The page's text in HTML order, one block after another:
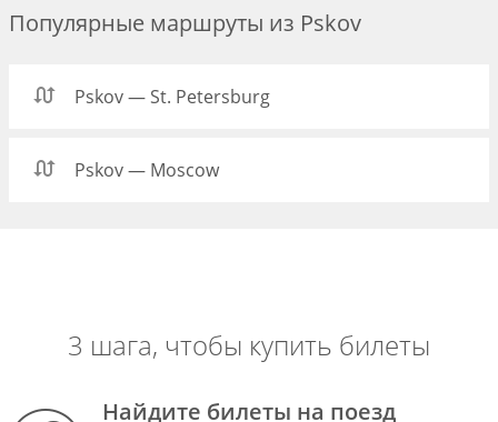
Популярные маршруты из Pskov
Pskov — St. Petersburg
Pskov — Moscow
3 шага, чтобы купить билеты
Найдите билеты на поезд